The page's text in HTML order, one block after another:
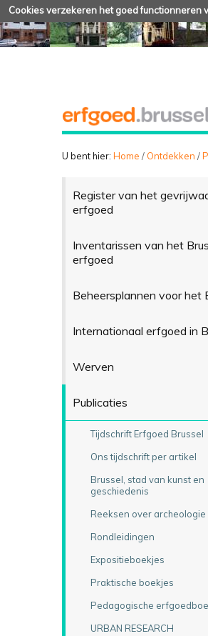
Cookies verzekeren het goed functionneren
U bent hier: Home / Ontdekken /
Register van het
erfgoed
Inventarissen van het
erfgoed
Beheersplannen voor het
Internationaal erfgoed in
Werven
Publicaties
Tijdschrift Erfgoed Brussel
Ons tijdschrift per artikel
Brussel, stad van kunst en
geschiedenis
Reeksen over archeologie
Rondleidingen
Expositieboekjes
Praktische boekjes
Pedagogische
URBAN RESEARCH